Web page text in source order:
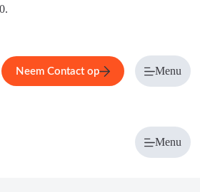
Neem Contact op Menu
Menu